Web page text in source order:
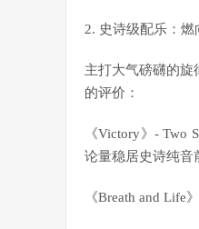
2. 史诗级配乐：
主打大气磅礴的旋
的评价：
《Victory》- Two
论量稳居史诗纯音
《Breath and Life